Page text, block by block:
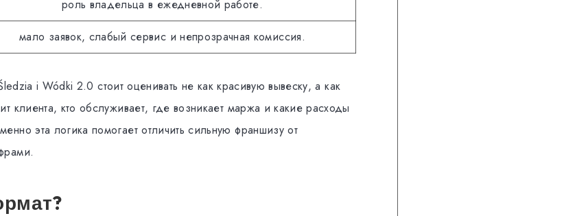
роль владельца в ежедневной работе.
мало заявок, слабый сервис и непрозрачная комиссия.
i Wódki 2.0 стоит оценивать не как красивую вывеску, а как
клиента, кто обслуживает, где возникает маржа и какие расходы
эта логика помогает отличить сильную франшизу от